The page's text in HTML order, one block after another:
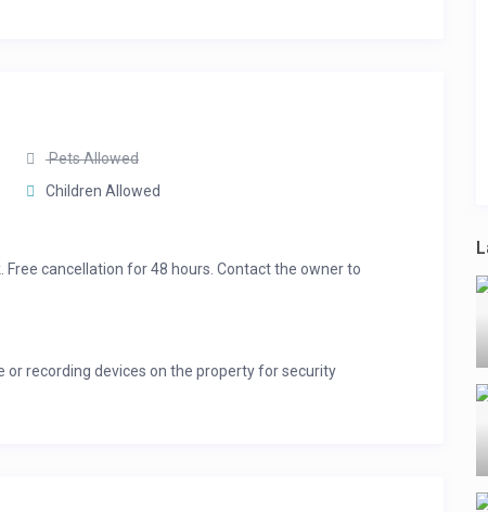
Pets Allowed
Children Allowed
cancellation for 48 hours. Contact the owner to
or recording devices on the property for security